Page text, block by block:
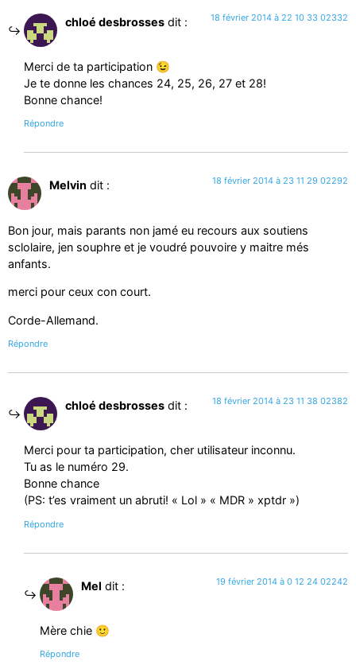
chloé desbrosses dit : 18 février 2014 à 22 10 33 02332
Merci de ta participation 😉
Je te donne les chances 24, 25, 26, 27 et 28!
Bonne chance!
Répondre
Melvin dit : 18 février 2014 à 23 11 29 02292
Bon jour, mais parants non jamé eu recours aux soutiens
sclolaire, jen souphre et je voudré pouvoire y maitre més
anfants.
merci pour ceux con court.
Corde-Allemand.
Répondre
chloé desbrosses dit : 18 février 2014 à 23 11 38 02382
Merci pour ta participation, cher utilisateur inconnu.
Tu as le numéro 29.
Bonne chance
(PS: t’es vraiment un abruti! « Lol » « MDR » xptdr »)
Répondre
Mel dit : 19 février 2014 à 0 12 24 02242
Mère chie 🙂
Répondre